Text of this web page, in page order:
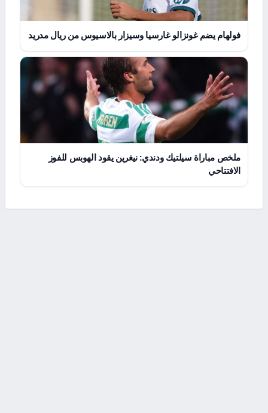
فولهام يضم غونزالو غارسيا وسيزار بالاسيوس من ريال مدريد
ملخص مباراة سيلتيك ودندي: نيغرين يقود الهوبس للفوز
الافتتاحي